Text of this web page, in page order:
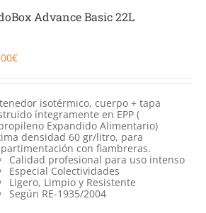
Advance Basic 22L
€
isotérmico, cuerpo + tapa
íntegramente en EPP (
Expandido Alimentario)
densidad 60 gr/litro, para
con fiambreras.
Calidad profesional para uso intenso
Especial Colectividades
Ligero, Limpio y Resistente
Según RE-1935/2004